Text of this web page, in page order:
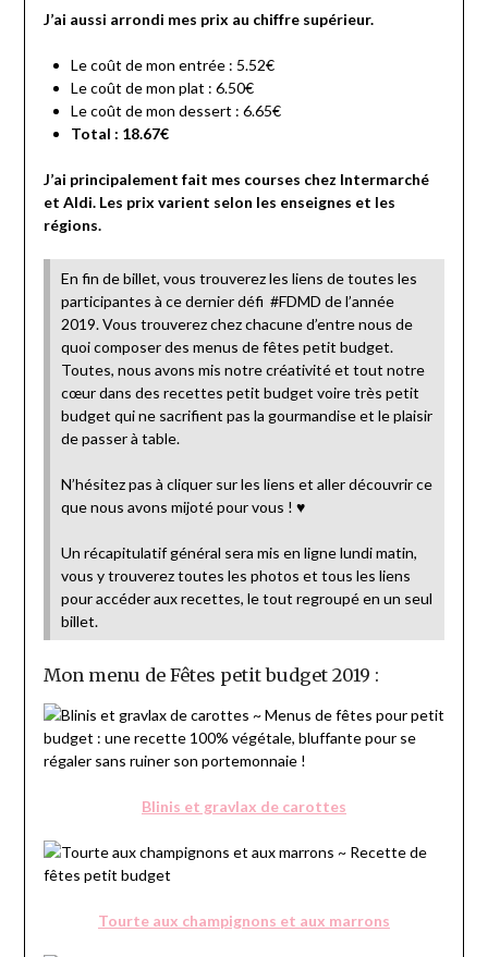
J’ai aussi arrondi mes prix au chiffre supérieur.
Le coût de mon entrée : 5.52€
Le coût de mon plat : 6.50€
Le coût de mon dessert : 6.65€
Total : 18.67€
J’ai principalement fait mes courses chez Intermarché
et Aldi. Les prix varient selon les enseignes et les
régions.
En fin de billet, vous trouverez les liens de toutes les
participantes à ce dernier défi #FDMD de l’année
2019. Vous trouverez chez chacune d’entre nous de
quoi composer des menus de fêtes petit budget.
Toutes, nous avons mis notre créativité et tout notre
cœur dans des recettes petit budget voire très petit
budget qui ne sacrifient pas la gourmandise et le plaisir
de passer à table.
N’hésitez pas à cliquer sur les liens et aller découvrir ce
que nous avons mijoté pour vous ! ♥
Un récapitulatif général sera mis en ligne lundi matin,
vous y trouverez toutes les photos et tous les liens
pour accéder aux recettes, le tout regroupé en un seul
billet.
Mon menu de Fêtes petit budget 2019 :
Blinis et gravlax de carottes
Tourte aux champignons et aux marrons